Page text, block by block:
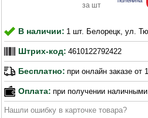
В наличии: 1 шт. Белорецк, ул.
Штрих-код: 4610122792422
Бесплатно: при онлайн заказе от
Оплата: при получении
Нашли ошибку в карточке товара?